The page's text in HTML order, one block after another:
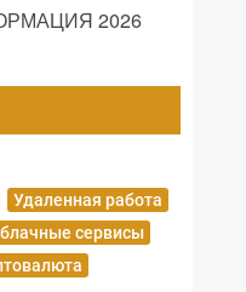
2026
Удаленная работа
сервисы